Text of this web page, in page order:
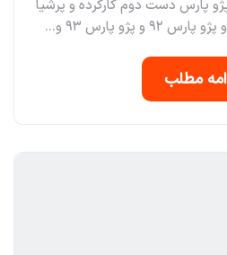
پارس دست دوم کارکرده و پرشیا
مطلب